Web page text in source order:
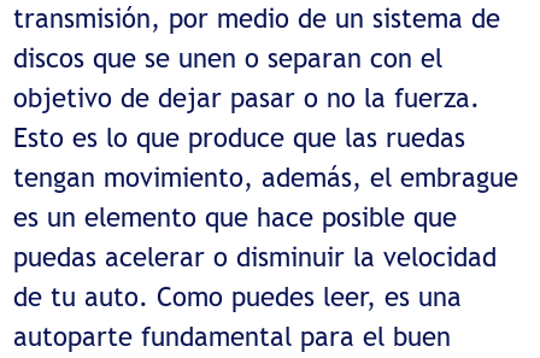
transmisión, por medio de un sistema de
discos que se unen o separan con el
objetivo de dejar pasar o no la fuerza.
Esto es lo que produce que las ruedas
tengan movimiento, además, el embrague
es un elemento que hace posible que
puedas acelerar o disminuir la velocidad
de tu auto. Como puedes leer, es una
autoparte fundamental para el buen